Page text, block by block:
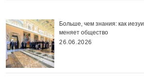
Больше, чем знания: как
меняет общество
26.06.2026